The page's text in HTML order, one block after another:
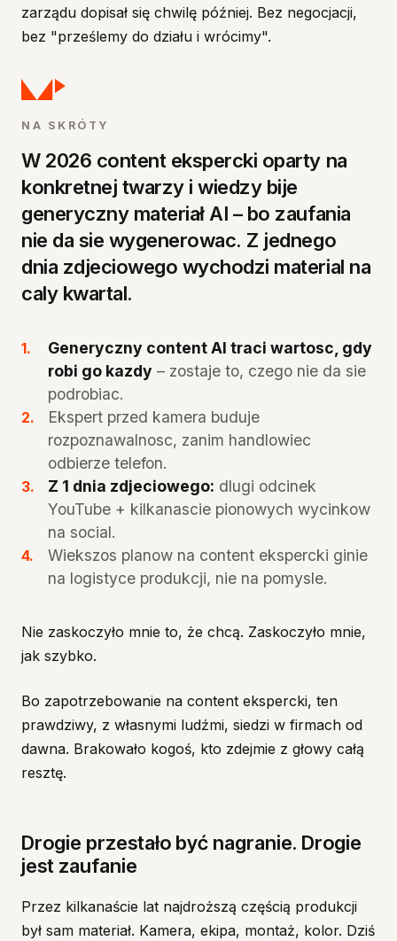
zarządu dopisał się chwilę później. Bez negocjacji,
bez "prześlemy do działu i wrócimy".
NA SKRÓTY
W 2026 content ekspercki oparty na
konkretnej twarzy i wiedzy bije
generyczny materiał AI – bo zaufania
nie da sie wygenerowac. Z jednego
dnia zdjeciowego wychodzi material na
caly kwartal.
Generyczny content AI traci wartosc, gdy
robi go kazdy – zostaje to, czego nie da sie
podrobiac.
Ekspert przed kamera buduje
rozpoznawalnosc, zanim handlowiec
odbierze telefon.
Z 1 dnia zdjeciowego: dlugi odcinek
YouTube + kilkanascie pionowych wycinkow
na social.
Wiekszos planow na content ekspercki ginie
na logistyce produkcji, nie na pomysle.
Nie zaskoczyło mnie to, że chcą. Zaskoczyło mnie,
jak szybko.
Bo zapotrzebowanie na content ekspercki, ten
prawdziwy, z własnymi ludźmi, siedzi w firmach od
dawna. Brakowało kogoś, kto zdejmie z głowy całą
resztę.
Drogie przestało być nagranie. Drogie
jest zaufanie
Przez kilkanaście lat najdroższą częścią produkcji
był sam materiał. Kamera, ekipa, montaż, kolor. Dziś